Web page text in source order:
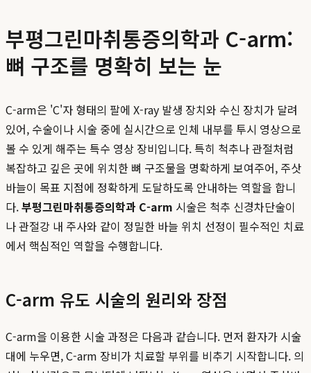
부평그린마취통증의학과 C-arm:
뼈 구조를 명확히 보는 눈
C-arm은 'C'자 형태의 팔에 X-ray 발생 장치와 수신 장치가 달려
있어, 수술이나 시술 중에 실시간으로 인체 내부를 투시 영상으로
볼 수 있게 해주는 특수 영상 장비입니다. 특히 척추나 관절처럼
복잡하고 깊은 곳에 위치한 뼈 구조물을 명확하게 보여주어, 주삿
바늘이 목표 지점에 정확하게 도달하도록 안내하는 역할을 합니
다.부평그린마취통증의학과 C-arm 시술은 척추 신경차단술이
나 관절강 내 주사와 같이 정밀한 바늘 위치 선정이 필수적인 치료
에서 핵심적인 역할을 수행합니다.
C-arm 유도 시술의 원리와 장점
C-arm을 이용한 시술 과정은 다음과 같습니다. 먼저 환자가 시술
대에 누우면, C-arm 장비가 치료할 부위를 비추기 시작합니다. 의